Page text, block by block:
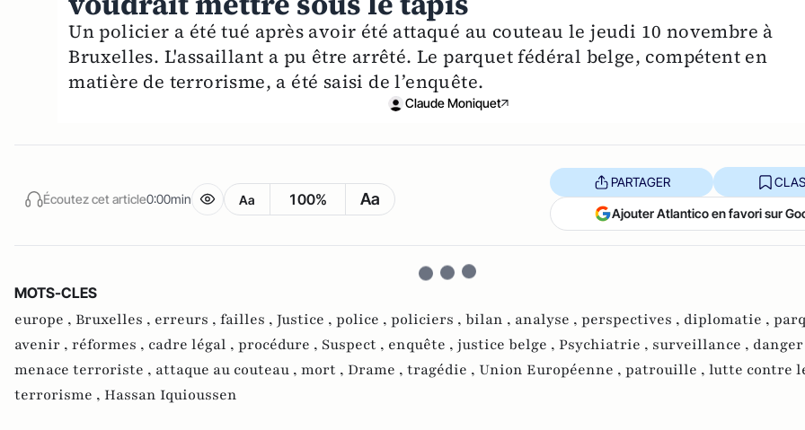
Un policier a été tué après avoir été attaqué au couteau le jeudi 10 novembre à
Bruxelles. L'assaillant a pu être arrêté. Le parquet fédéral belge, compétent en
matière de terrorisme, a été saisi de l’enquête.
Claude Moniquet
Écoutez cet article0:00min Aa 100% Aa
PARTAGER
Ajouter Atlantico en favori sur
MOTS-CLES
europe , Bruxelles , erreurs , failles , Justice , police , policiers , bilan , analyse , perspectives , diplomatie ,
avenir , réformes , cadre légal , procédure , Suspect , enquête , justice belge , Psychiatrie , surveillance ,
menace terroriste , attaque au couteau , mort , Drame , tragédie , Union Européenne , patrouille , lutte contre
terrorisme , Hassan Iquioussen